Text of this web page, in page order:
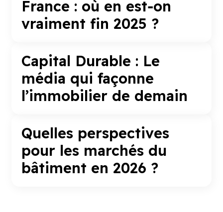
France : où en est‑on
vraiment fin 2025 ?
Capital Durable : Le
média qui façonne
l’immobilier de demain
Quelles perspectives
pour les marchés du
bâtiment en 2026 ?